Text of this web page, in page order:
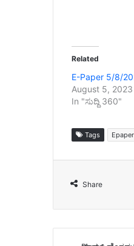
Related
E-Paper 5/8/
August 5, 2023
In "ಸುದ್ದಿ 360"
Tags Epaper
Share